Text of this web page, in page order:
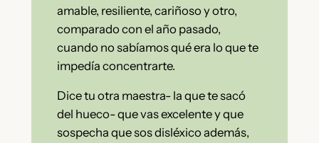
amable, resiliente, cariñoso y otro,
comparado con el año pasado,
cuando no sabíamos qué era lo que te
impedía concentrarte.
Dice tu otra maestra- la que te sacó
del hueco- que vas excelente y que
sospecha que sos disléxico además,